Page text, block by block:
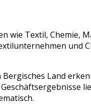
wie Textil, Chemie,
und
Bergisches Land